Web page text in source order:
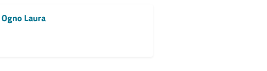
Ogno Laura